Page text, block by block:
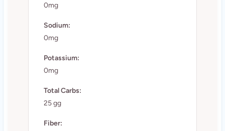
0mg
Sodium:
0mg
Potassium:
0mg
Total Carbs:
25 gg
Fiber: